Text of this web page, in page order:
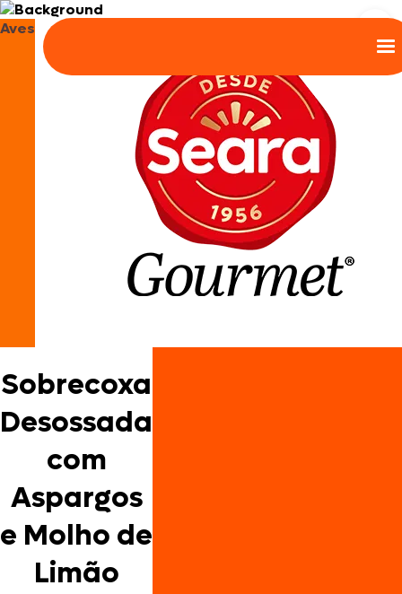
Aves
Sobrecoxa
Desossada
com
Aspargos
e Molho de
Limão